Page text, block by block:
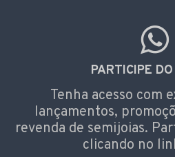
PARTICIPE
Tenha acesso com
lançamentos,
revenda de semijoias.
clicando no